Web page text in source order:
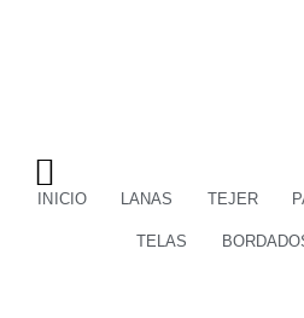
INICIO LANAS TEJER
TELAS